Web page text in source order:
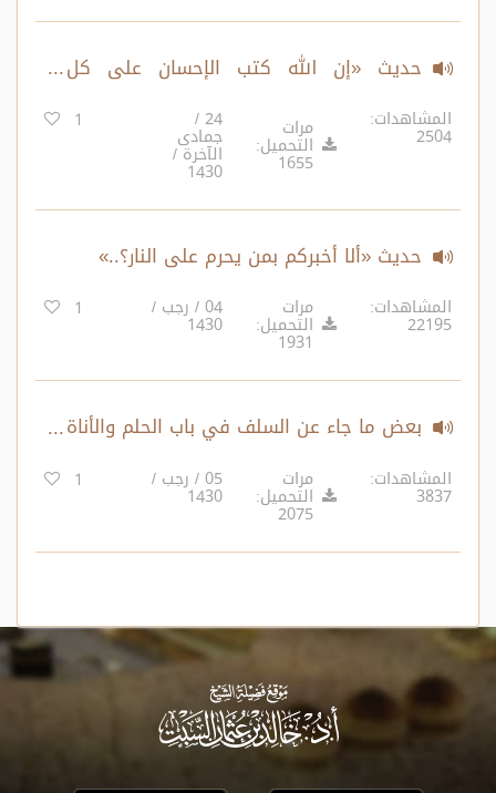
حديث «إن الله كتب الإحسان على كل
شيء..» ، "ما خير رسول الله ﷺ بين أمرين.."
المشاهدات:
2504 مرات
التحميل:
1655
24 /
جمادى
الآخرة /
1430
1
حديث «ألا أخبركم بمن يحرم على النار؟..»
المشاهدات:
22195
مرات
التحميل:
1931
04 / رجب /
1430
1
بعض ما جاء عن السلف في باب الحلم والأناة
والرفق
المشاهدات:
3837
مرات
التحميل:
2075
05 / رجب /
1430
1